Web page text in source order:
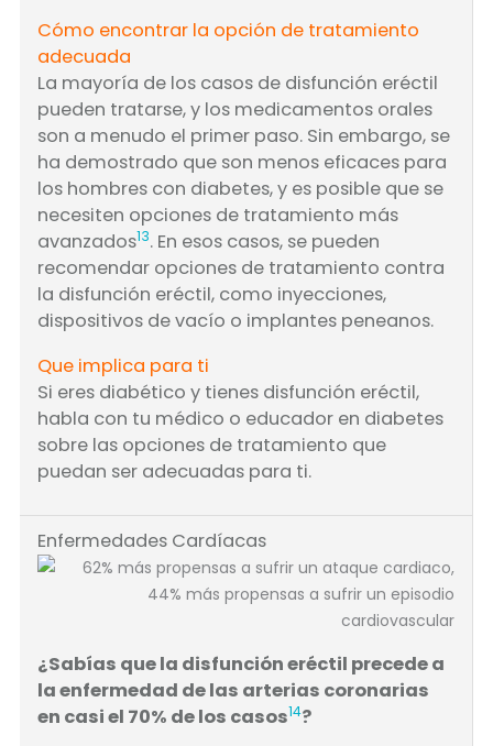
Cómo encontrar la opción de tratamiento
adecuada
La mayoría de los casos de disfunción eréctil
pueden tratarse, y los medicamentos orales
son a menudo el primer paso. Sin embargo, se
ha demostrado que son menos eficaces para
los hombres con diabetes, y es posible que se
necesiten opciones de tratamiento más
avanzados13. En esos casos, se pueden
recomendar opciones de tratamiento contra
la disfunción eréctil, como inyecciones,
dispositivos de vacío o implantes peneanos.
Que implica para ti
Si eres diabético y tienes disfunción eréctil,
habla con tu médico o educador en diabetes
sobre las opciones de tratamiento que
puedan ser adecuadas para ti.
Enfermedades Cardíacas
¿Sabías que la disfunción eréctil precede a
la enfermedad de las arterias coronarias
en casi el 70% de los casos14?